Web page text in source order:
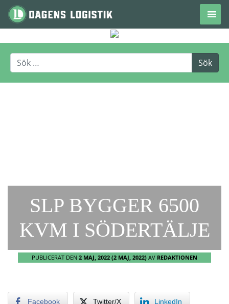
Hoppa till innehåll
SLP BYGGER 6500
KVM I SÖDERTÄLJE
PUBLICERAT DEN 2 MAJ, 2022 (2 MAJ, 2022) AV REDAKTIONEN
Facebook Twitter/X LinkedIn